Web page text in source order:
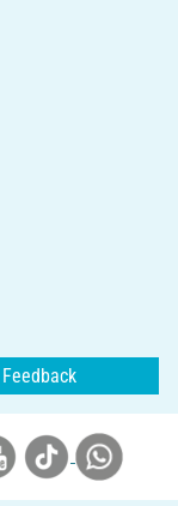
Feedback